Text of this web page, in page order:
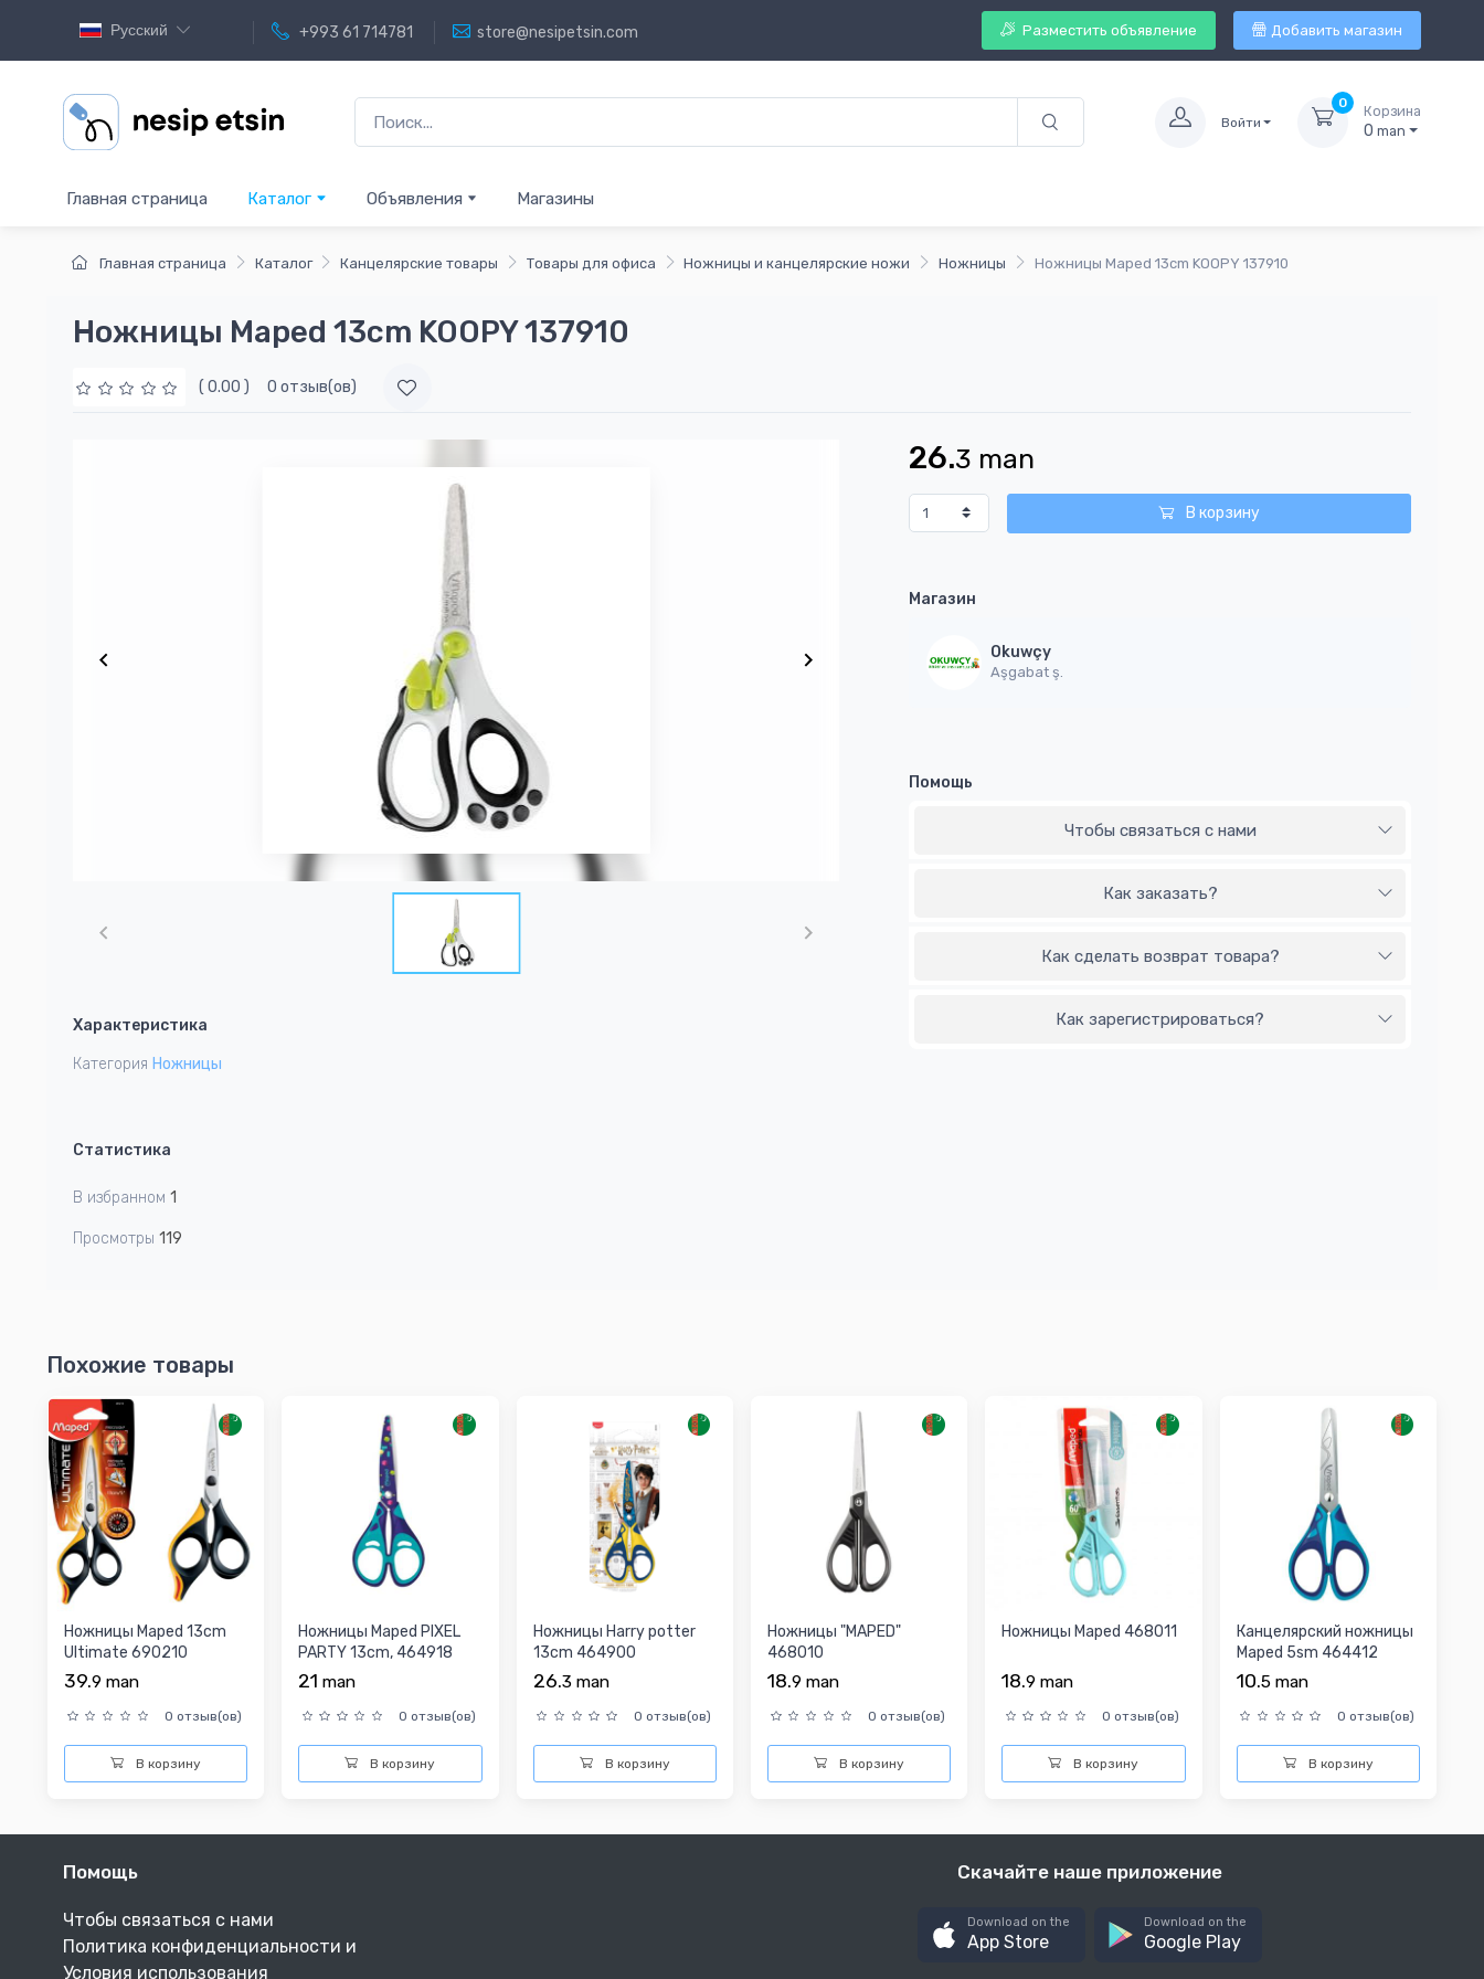
Русский +993 61 714781 store@nesipetsin.com Разместить объявление Добавить магазин
Войти
0
Корзина
0 man
Главная страница Каталог Объявления Магазины
Главная страница Каталог Канцелярские товары Товары для офиса Ножницы и канцелярские ножи Ножницы Ножницы Maped 13cm KOOPY 137910
Ножницы Maped 13cm KOOPY 137910
( 0.00 ) 0 отзыв(ов)
1
Характеристика
Категория Ножницы
Статистика
В избранном 1
Просмотры 119
26.3 man
В корзину
Магазин
Okuwçy
Aşgabat ş.
Помощь
Чтобы связаться с нами
Как заказать?
Как сделать возврат товара?
Как зарегистрироваться?
Похожие товары
Ножницы Maped 13cm
Ultimate 690210
39.9 man
0 отзыв(ов)
В корзину
Ножницы Maped PIXEL
PARTY 13cm, 464918
21man
0 отзыв(ов)
В корзину
Ножницы Harry potter
13cm 464900
26.3 man
0 отзыв(ов)
В корзину
Ножницы "MAPED"
468010
18.9 man
0 отзыв(ов)
В корзину
Ножницы Maped 468011
18.9 man
0 отзыв(ов)
В корзину
Канцелярский ножницы
Maped 5sm 464412
10.5 man
0 отзыв(ов)
В корзину
Помощь
Чтобы связаться с нами
Политика конфиденциальности и
Условия использования
Скачайте наше приложение
Download on the
App Store
Download on the
Google Play